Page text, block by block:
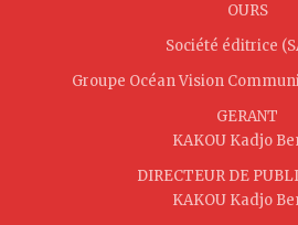
OURS
Société éditrice
Groupe Océan Vision
GERANT
KAKOU Kadjo
DIRECTEUR DE
KAKOU Kadjo